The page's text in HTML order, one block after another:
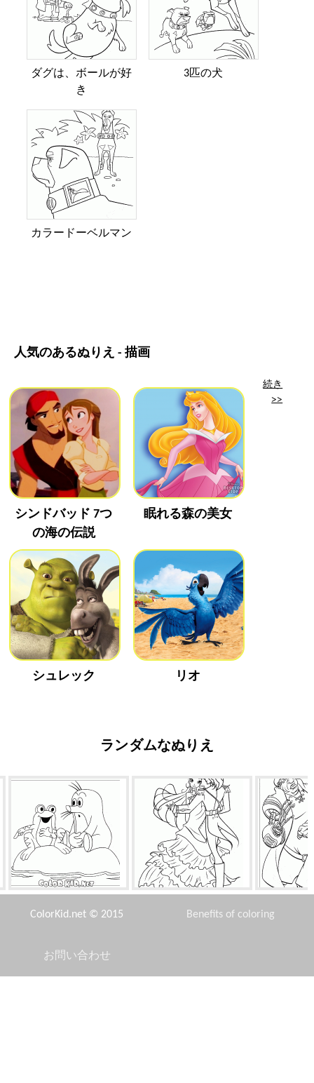
ダグは、ボールが好
き
3匹の犬
カラードーベルマン
人気のあるぬりえ - 描画
シンドバッド 7つ
の海の伝説
眠れる森の美女
シュレック リオ
続き
>>
ランダムなぬりえ
カエルとモグラ ボールでブルームと空 宝物に
ColorKid.net © 2015 Benefits of coloring
お問い合わせ